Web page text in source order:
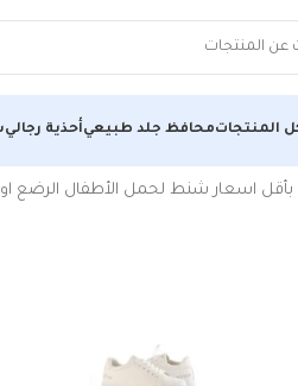
المنتجاتمحافظ جلد طبيعيأحذية رجالي
“شنط لحمل الأطفال الرضع”
اسعار شنط لحمل الأطفال الرضع